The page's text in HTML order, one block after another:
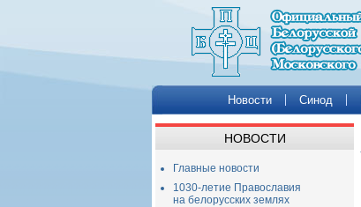
Новости Синод
НОВОСТИ
Главные новости
1030-летие Православия
на белорусских землях